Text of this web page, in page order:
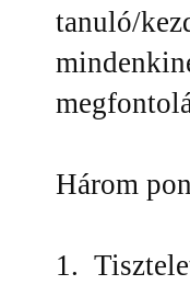
tanuló/
Három
1.